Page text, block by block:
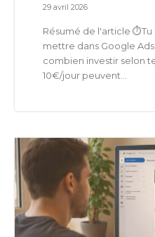
29 avril 2026
Résumé de l'article ⏱️Tu
mettre dans Google
combien investir selon
10€/jour peuvent...